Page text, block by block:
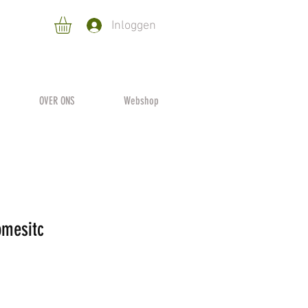
Inloggen
OVER ONS Webshop